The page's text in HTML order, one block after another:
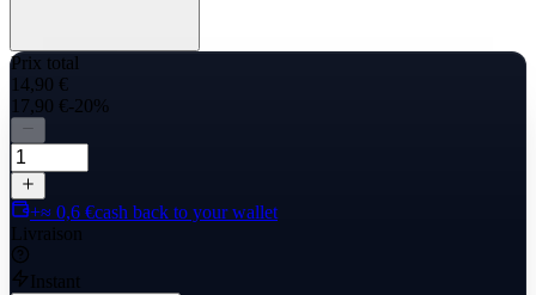
Prix total
14,90 €
17,90 €-20%
+≈ 0,6 €cash back to your wallet
Livraison
Instant